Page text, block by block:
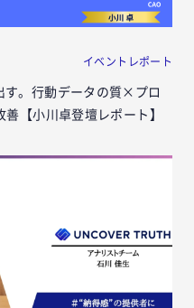
イベントレポート
す。行動データの質×プロ
【小川卓登壇レポート】